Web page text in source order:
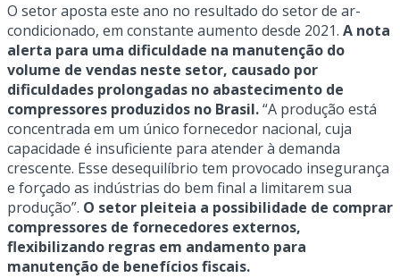
O setor aposta este ano no resultado do setor de ar-
condicionado, em constante aumento desde 2021. A nota
alerta para uma dificuldade na manutenção do
volume de vendas neste setor, causado por
dificuldades prolongadas no abastecimento de
compressores produzidos no Brasil.“A produção está
concentrada em um único fornecedor nacional, cuja
capacidade é insuficiente para atender à demanda
crescente. Esse desequilíbrio tem provocado insegurança
e forçado as indústrias do bem final a limitarem sua
produção”. O setor pleiteia a possibilidade de comprar
compressores de fornecedores externos,
flexibilizando regras em andamento para
manutenção de benefícios fiscais.